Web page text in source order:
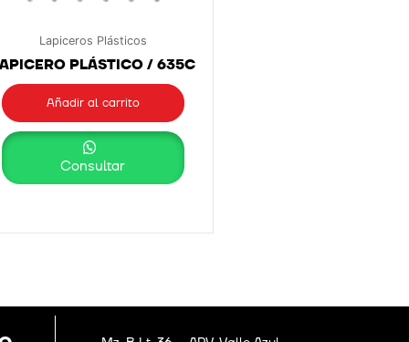
Lapiceros Plásticos
PLÁSTICO / 635C
Añadir al carrito
Consultar